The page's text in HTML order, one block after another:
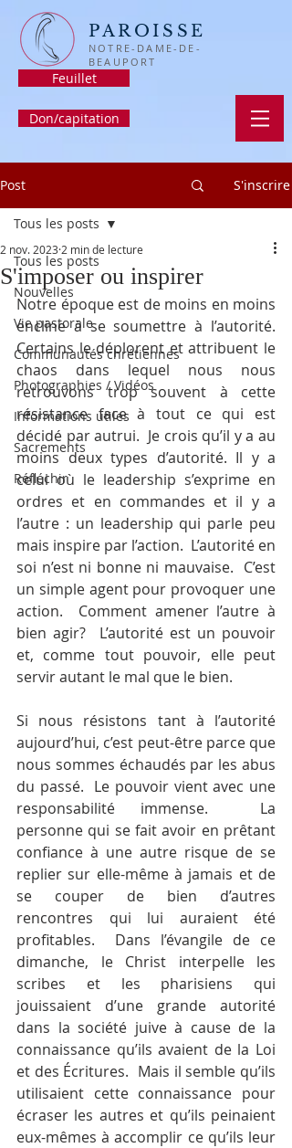
PAROISSE
NOTRE-DAME-DE-
BEAUPORT
Feuillet
Don/capitation
Post S'inscrire
Tous les posts
Nouvelles
Vie pastorale
Communautés chrétiennes
Photographies / Vidéos
Informations utiles
Sacrements
Réfléchir
Tous les posts
S'imposer ou inspirer
2 nov. 2023 2 min de lecture
Notre époque est de moins en moins
encline à se soumettre à l’autorité.
Certains le déplorent et attribuent le
chaos dans lequel nous nous
retrouvons trop souvent à cette
résistance face à tout ce qui est
décidé par autrui.  Je crois qu’il y a au
moins deux types d’autorité. Il y a
celui où le leadership s’exprime en
ordres et en commandes et il y a
l’autre : un leadership qui parle peu
mais inspire par l’action.  L’autorité en
soi n’est ni bonne ni mauvaise.  C’est
un simple agent pour provoquer une
action.  Comment amener l’autre à
bien agir?  L’autorité est un pouvoir
et, comme tout pouvoir, elle peut
servir autant le mal que le bien.
Si nous résistons tant à l’autorité
aujourd’hui, c’est peut-être parce que
nous sommes échaudés par les abus
du passé.  Le pouvoir vient avec une
responsabilité immense.  La
personne qui se fait avoir en prêtant
confiance à une autre risque de se
replier sur elle-même à jamais et de
se couper de bien d’autres
rencontres qui lui auraient été
profitables.  Dans l’évangile de ce
dimanche, le Christ interpelle les
scribes et les pharisiens qui
jouissaient d’une grande autorité
dans la société juive à cause de la
connaissance qu’ils avaient de la Loi
et des Écritures.  Mais il semble qu’ils
utilisaient cette connaissance pour
écraser les autres et qu’ils peinaient
eux-mêmes à accomplir ce qu’ils leur